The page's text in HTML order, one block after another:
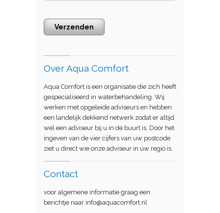
Verzenden
Over Aqua Comfort
Aqua Comfort is een organisatie die zich heeft
gespecialiseerd in waterbehandeling. Wij
werken met opgeleide adviseurs en hebben
een landelijk dekkend netwerk zodat er altijd
wel een adviseur bij u in de buurt is. Door het
ingeven van de vier cijfers van uw postcode
ziet u direct wie onze adviseur in uw regio is.
Contact
voor algemene informatie graag een
berichtje naar info@aquacomfort.nl